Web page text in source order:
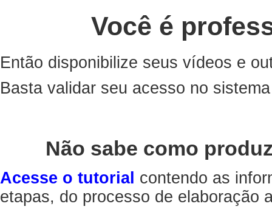
Você é
Então disponibilize seus vídeos e
Basta validar seu acesso no
Não sabe como
Acesse o tutorial contendo as
etapas, do processo de elaboração